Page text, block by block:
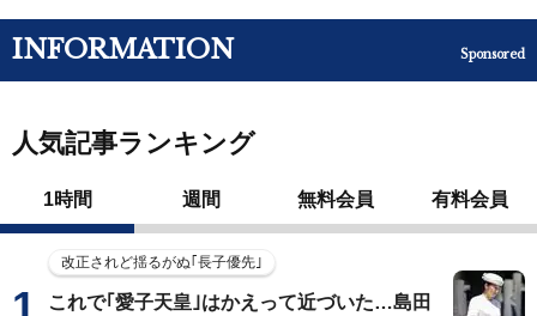
INFORMATION Sponsored
人気記事ランキング
1時間 週間 無料会員 有料会員
改正されど揺るがぬ｢長子優先｣
これで｢愛子天皇｣はかえって近づいた…島田